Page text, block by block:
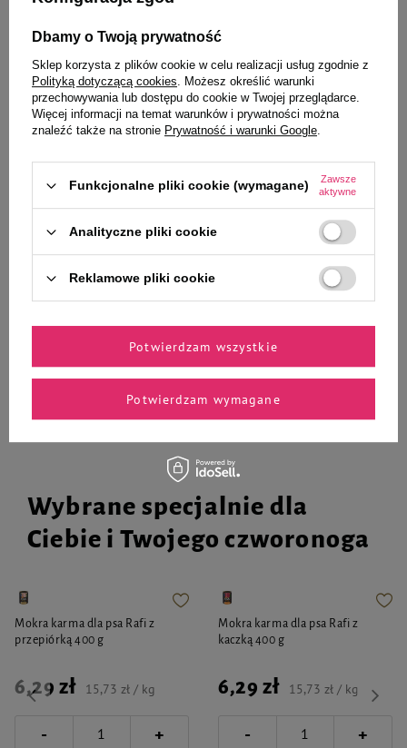
To także ucieszy Twojego
pupila
6,29 zł 15,73 zł / kg
- +
Do koszyka
15,73 zł / kg
- +
Do koszyka
Wybrane specjalnie dla
Ciebie i Twojego czworonoga
Mokra karma dla psa Rafi z
przepiórką 400 g
6,29 zł 15,73 zł / kg
- +
Mokra karma dla psa Rafi z
kaczką 400 g
6,29 zł 15,73 zł / kg
- +
Dbamy o Twoją prywatność
Sklep korzysta z plików cookie w celu realizacji usług zgodnie z
Polityką dotyczącą cookies. Możesz określić warunki
przechowywania lub dostępu do cookie w Twojej przeglądarce.
Więcej informacji na temat warunków i prywatności można
znaleźć także na stronie Prywatność i warunki Google.
Funkcjonalne pliki cookie (wymagane)
Zawsze
aktywne
Analityczne pliki cookie
Reklamowe pliki cookie
Potwierdzam wymagane
Potwierdzam wszystkie